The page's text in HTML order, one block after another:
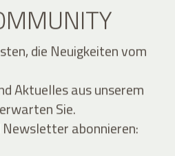
die Neuigkeiten vom
Aktuelles aus unserem
Sie.
abonnieren: